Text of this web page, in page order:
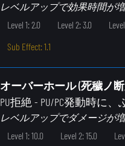
レベルアップで効果時間が
Level 1: 2.0
Level 2: 3.0
Sub Effect: 1.1
オーバーホール (死穢ノ
PU拒絶 - PU/PC発動時に
レベルアップでダメージが
Level 1: 10.0
Level 2: 15.0